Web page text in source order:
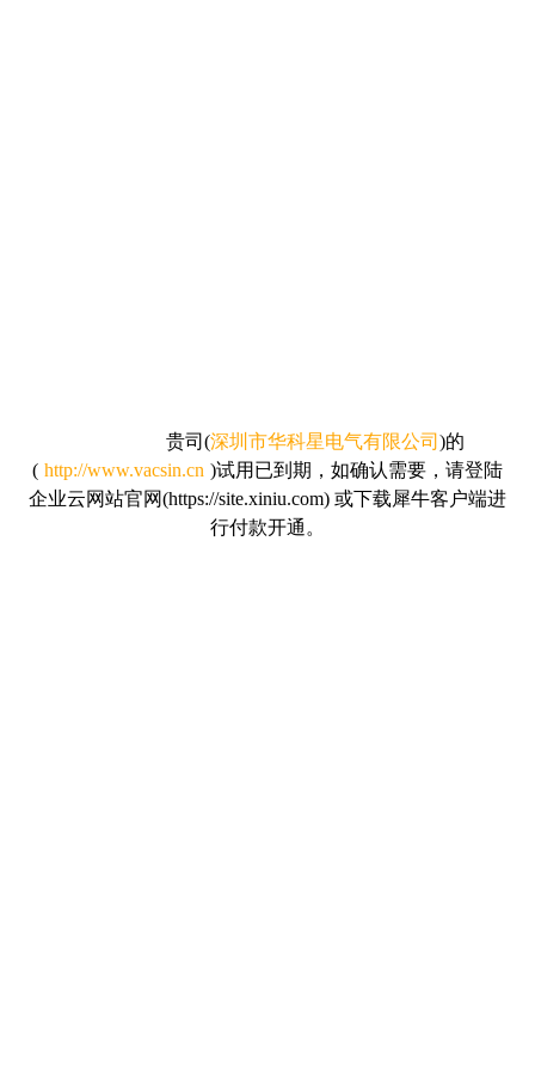
贵司 (深圳市华科星电气有限公司 )的
( http://www.vacsin.cn )试用已到期，如确认需要，请登陆
企业云网站官网(https://site.xiniu.com) 或下载犀牛客户端进
行付款开通。